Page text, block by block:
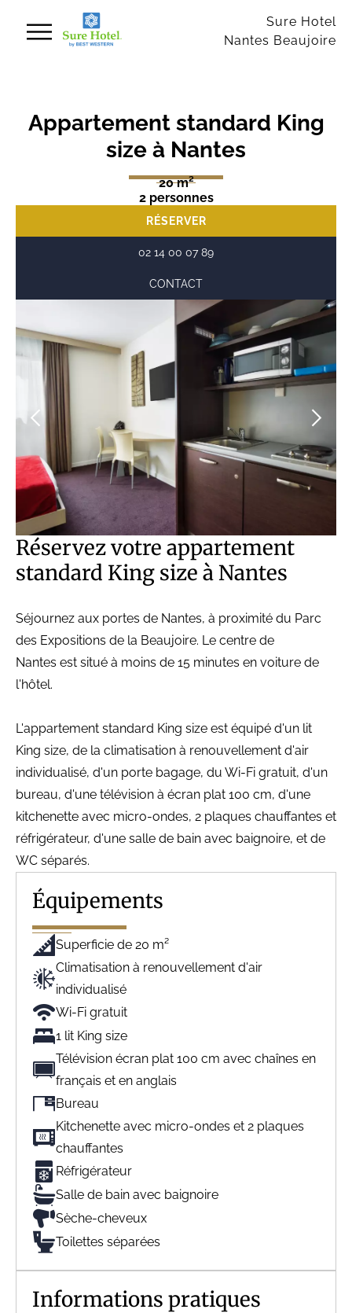
Sure Hotel
Nantes Beaujoire
Appartement standard King
size à Nantes
20 m²
2 personnes
RÉSERVER
02 14 00 07 89
CONTACT
Réservez votre appartement
standard King size à Nantes
Séjournez aux portes de Nantes, à proximité du Parc
des Expositions de la Beaujoire. Le centre de
Nantes est situé à moins de 15 minutes en voiture de
l'hôtel.
L'appartement standard King size est équipé d'un lit
King size, de la climatisation à renouvellement d'air
individualisé, d'un porte bagage, du Wi-Fi gratuit, d'un
bureau, d'une télévision à écran plat 100 cm, d'une
kitchenette avec micro-ondes, 2 plaques chauffantes et
réfrigérateur, d'une salle de bain avec baignoire, et de
WC séparés.
Équipements
Superficie de 20 m²
Climatisation à renouvellement d'air
individualisé
Wi-Fi gratuit
1 lit King size
Télévision écran plat 100 cm avec chaînes en
français et en anglais
Bureau
Kitchenette avec micro-ondes et 2 plaques
chauffantes
Réfrigérateur
Salle de bain avec baignoire
Sèche-cheveux
Toilettes séparées
Informations pratiques